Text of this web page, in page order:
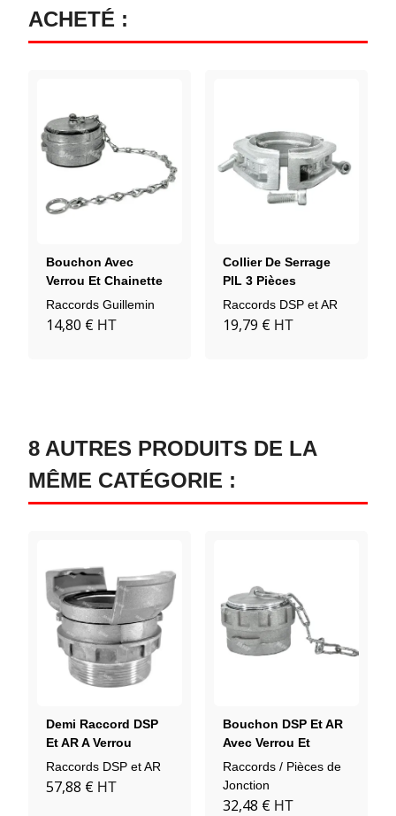
ACHETÉ :
Bouchon Avec
Verrou Et Chainette
Aluminium
Raccords Guillemin
14,80 € HT
Collier De Serrage
PIL 3 Pièces
Aluminium
Raccords DSP et AR
19,79 € HT
8 AUTRES PRODUITS DE LA
MÊME CATÉGORIE :
Demi Raccord DSP
Et AR A Verrou
Douille Filetée Mâle
PN25 Aluminium
Raccords DSP et AR
57,88 € HT
Bouchon DSP Et AR
Avec Verrou Et
Chainette PN16
Aluminium
Raccords / Pièces de
Jonction
32,48 € HT